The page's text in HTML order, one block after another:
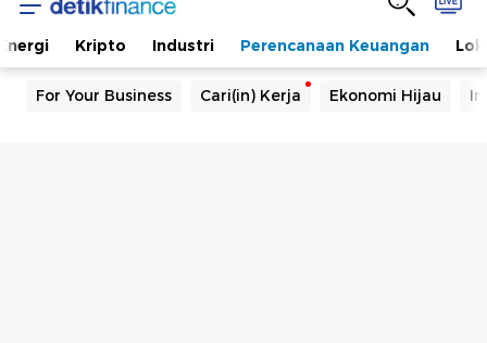
Kripto Industri Perencanaan Keuangan
For Your Business Cari(in) Kerja Ekonomi Hijau